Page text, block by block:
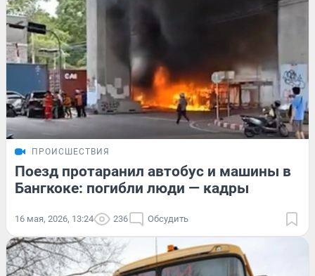
ПРОИСШЕСТВИЯ
Поезд протаранил автобус и машины в
Бангкоке: погибли люди — кадры
16 мая, 2026, 13:24 236 Обсудить